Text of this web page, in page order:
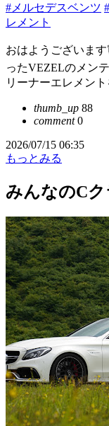
#メルセデスベンツ
レメント
おはようございま
ったVEZELのメン
リーナーエレメン
thumb_up 88
comment0
2026/07/15 06:35
もっとみる
みんなのCク